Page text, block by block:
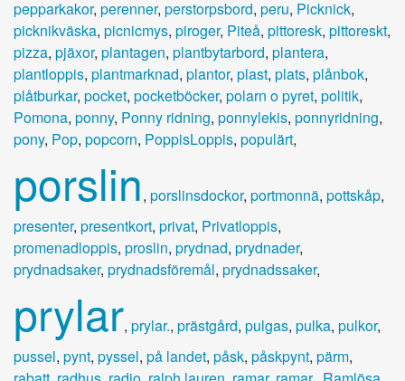
pepparkakor, perenner, perstorpsbord, peru, Picknick,
picknikväska, picnicmys, piroger, Piteå, pittoresk, pittoreskt,
pizza, pjäxor, plantagen, plantbytarbord, plantera,
plantloppis, plantmarknad, plantor, plast, plats, plånbok,
plåtburkar, pocket, pocketböcker, polarn o pyret, politik,
Pomona, ponny, Ponny ridning, ponnylekis, ponnyridning,
pony, Pop, popcorn, PoppisLoppis, populärt,
porslin, porslinsdockor, portmonnä, pottskåp,
presenter, presentkort, privat, Privatloppis,
promenadloppis, proslin, prydnad, prydnader,
prydnadsaker, prydnadsföremål, prydnadssaker,
prylar, prylar., prästgård, pulgas, pulka, pulkor,
pussel, pynt, pyssel, på landet, påsk, påskpynt, pärm,